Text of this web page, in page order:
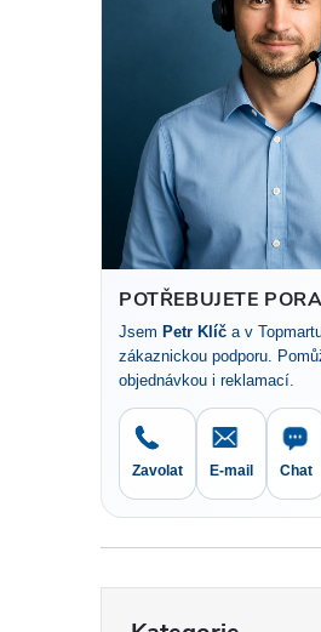
a
n
n
p
a
n
POTŘEBUJETE
Jsem Petr Klíč a v
zákaznickou podporu.
objednávkou i reklamací.
Zavolat E-mail Chat